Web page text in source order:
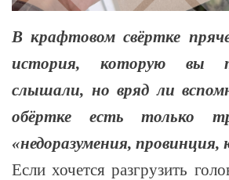
В крафтовом свёртке
история, которую вы
слышали, но вряд ли
обёртке есть только
«недоразумения, провинция,
Если хочется разгрузить